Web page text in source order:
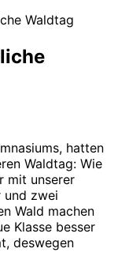
Waldtag
hatten
Waldtag: Wie
mit unserer
und zwei
Wald machen
Klasse besser
deswegen